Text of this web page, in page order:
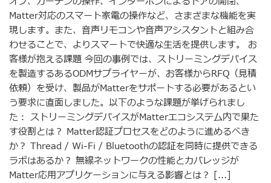
Matter対応のスマート家電の操作など、さまざまな機能を実
現します。また、音声リモコンや音声アシスタントと組み合
わせることで、よりスマートで快適な生活を提供します。 お
客様が抱える課題 今回の事例では、ストリーミングデバイス
を製造するあるODMサプライヤーが、お客様からRFQ（見積
依頼）を受け、製品がMatterをサポートする必要があるとい
う要求に直面しました。以下のような課題が挙げられまし
た： ストリーミングデバイスがMatterエコシステム内で果た
す役割とは？ Matter認証プロセスをどのように進めるべき
か？ Thread / Wi-Fi / Bluetoothの認証を同時に提供できる
ラボはあるか？ 無線ネットワークの性能とカバレッジが
Matter応用アプリケーションに与える影響とは？ [...]